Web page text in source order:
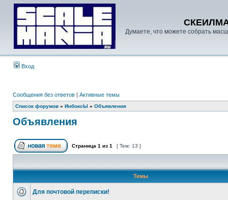
Думаете, что можете собрать
Вход
Сообщения без ответов | Активные темы
Список форумов » ИнбоксЫ » Объявления
Объявления
Страница 1 из 1 [ Тем: 13 ]
Темы
Для почтовой переписки!